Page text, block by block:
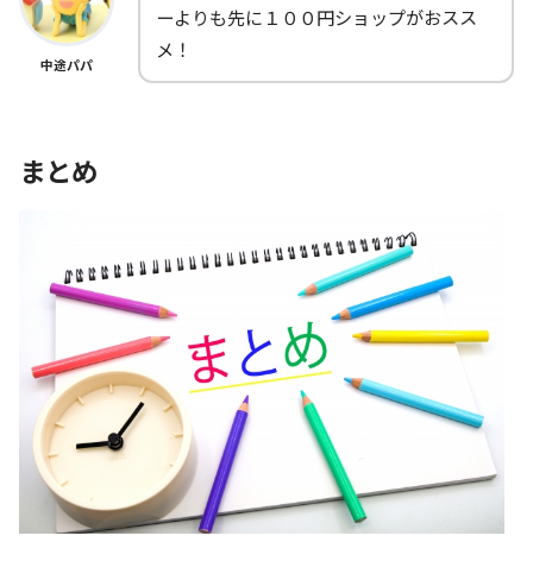
中途パパ
ーよりも先に１００円ショップがおスス
メ！
まとめ